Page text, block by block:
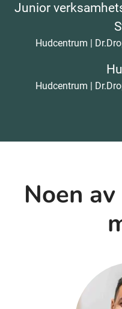
Junior
Hudcentrum |
Hudcentrum |
Noen